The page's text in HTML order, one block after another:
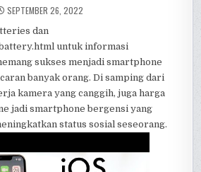
SEPTEMBER 26, 2022
dan
untuk informasi
sukses menjadi smartphone
banyak orang. Di samping dari
kamera yang canggih, juga harga
jadi smartphone bergensi yang
status sosial seseorang.